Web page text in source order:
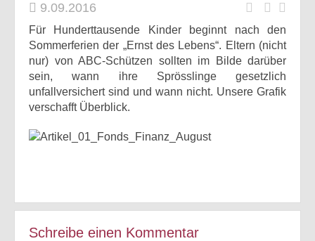
9.09.2016
Für Hunderttausende Kinder beginnt nach den
Sommerferien der „Ernst des Lebens“. Eltern (nicht
nur) von ABC-Schützen sollten im Bilde darüber
sein, wann ihre Sprösslinge gesetzlich
unfallversichert sind und wann nicht. Unsere Grafik
verschafft Überblick.
Schreibe einen Kommentar